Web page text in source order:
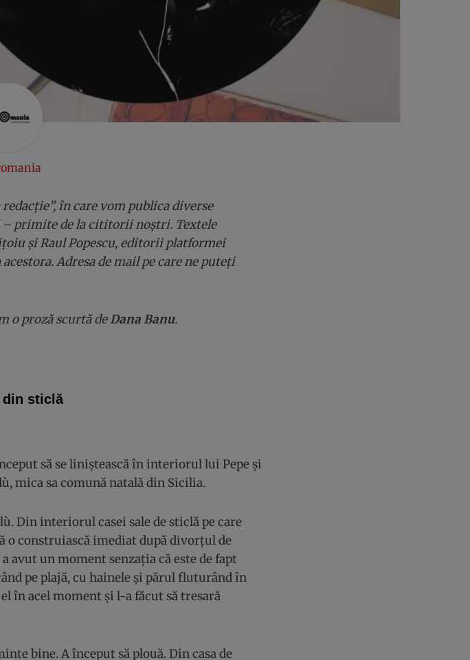
în care vom publica diverse
– primite de la cititorii noștri. Textele
și Raul Popescu, editorii platformei
Adresa de mail pe care ne puteți
o proză scurtă deDana Banu.
din sticlă
să se liniștească în interiorul lui Pepe și
mica sa comună natală din Sicilia.
Din interiorul casei sale de sticlă pe care
o construiască imediat după divorțul de
avut un moment senzația că este de fapt
pe plajă, cu hainele și părul fluturând în
în acel moment și l-a făcut să tresară
bine. A început să plouă. Din casa de